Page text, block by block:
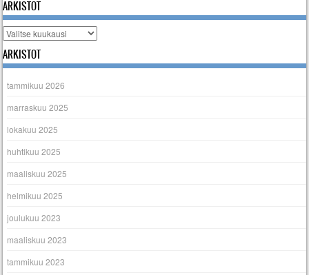
ARKISTOT
Arkistot
ARKISTOT
tammikuu 2026
marraskuu 2025
lokakuu 2025
huhtikuu 2025
maaliskuu 2025
helmikuu 2025
joulukuu 2023
maaliskuu 2023
tammikuu 2023